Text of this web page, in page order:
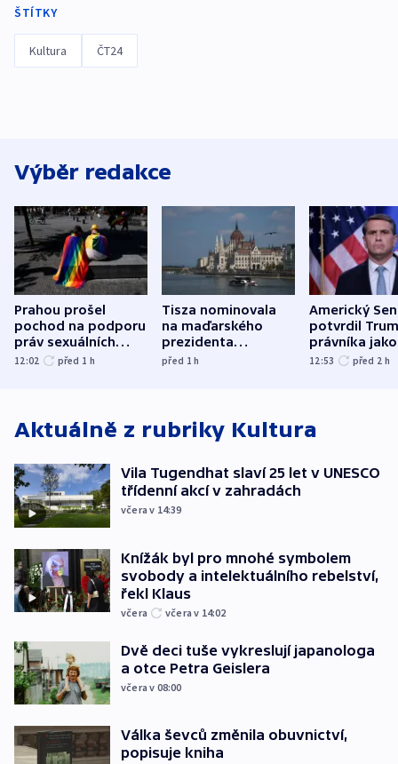
ŠTÍTKY
Kultura ČT24
Výběr redakce
Prahou prošel
pochod na podporu
práv sexuálních
menšin
12:02 před 1 h
Tisza nominovala
na maďarského
prezidenta
bývalého šéfa
před 1h
Americký
potvrdil
právníka jako
ministra
12:53 před 2 h
Aktuálně z rubriky Kultura
Vila Tugendhat slaví 25 let v UNESCO
třídenní akcí v zahradách
včera v 14:39
Knížák byl pro mnohé symbolem
svobody a intelektuálního rebelství,
řekl Klaus
včera včera v 14:02
Dvě deci tuše vykreslují japanologa
a otce Petra Geislera
včera v 08:00
Válka ševců změnila obuvnictví,
popisuje kniha